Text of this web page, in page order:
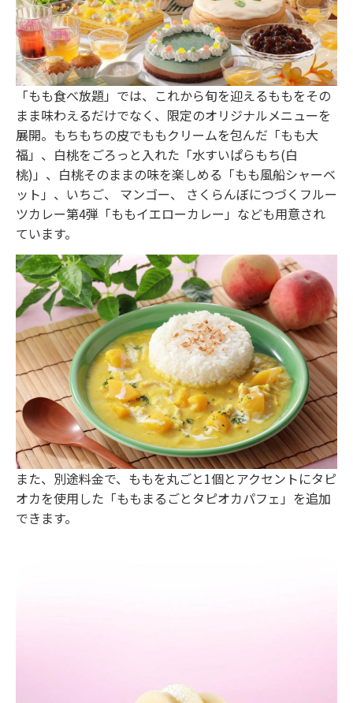
「もも食べ放題」では、これから旬を迎えるももをその
まま味わえるだけでなく、限定のオリジナルメニューを
展開。もちもちの皮でももクリームを包んだ「もも大
福」、白桃をごろっと入れた「水すいぱらもち(白
桃)」、白桃そのままの味を楽しめる「もも風船シャーベ
ット」、いちご、 マンゴー、 さくらんぼにつづくフルー
ツカレー第4弾「ももイエローカレー」なども用意され
ています。
また、別途料金で、ももを丸ごと1個とアクセントにタピ
オカを使用した「ももまるごとタピオカパフェ」を追加
できます。